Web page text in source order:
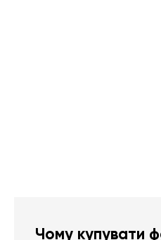
Чому купувати